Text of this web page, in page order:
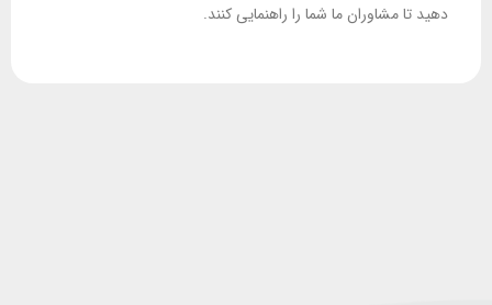
دهید تا مشاوران ما شما را راهنمایی کنند.